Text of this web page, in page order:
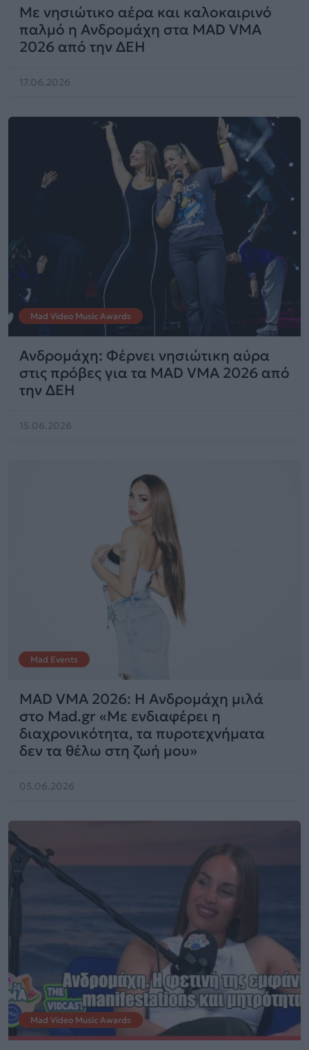
Με νησιώτικο αέρα και καλοκαιρινό
παλμό η Ανδρομάχη στα MAD VMA
2026 από την ΔΕΗ
17.06.2026
Mad Video Music Awards
Ανδρομάχη: Φέρνει νησιώτικη αύρα
στις πρόβες για τα MAD VMA 2026 από
την ΔΕΗ
15.06.2026
Mad Events
MAD VMA 2026: H Ανδρομάχη μιλά
στο Mad.gr «Με ενδιαφέρει η
διαχρονικότητα, τα πυροτεχνήματα
δεν τα θέλω στη ζωή μου»
05.06.2026
Mad Video Music Awards